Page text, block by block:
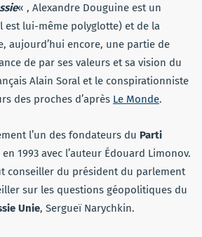
« , Alexandre Douguine est un
est lui-même polyglotte) et de la
aujourd’hui encore, une partie de
de par ses valeurs et sa vision du
Alain Soral et le conspirationniste
des proches d’après Le Monde.
l’un des fondateurs du Parti
en 1993 avec l’auteur Édouard Limonov.
conseiller du président du parlement
sur les questions géopolitiques du
Unie, Sergueï Narychkin.